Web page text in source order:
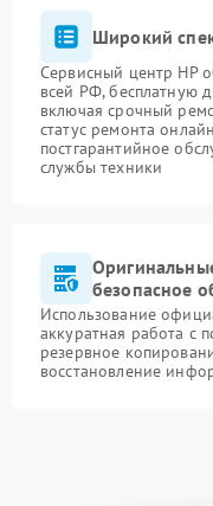
Широкий
Сервисный центр HP
всей РФ, бесплатную
включая срочный
статус ремонта
постгарантийное
службы техники
безопасное
Использование
аккуратная работа с
резервное
восстановление